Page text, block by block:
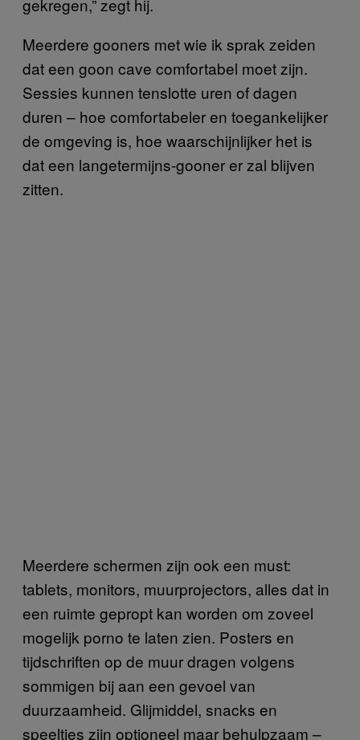
gekregen,” zegt hij.
Meerdere gooners met wie ik sprak zeiden
dat een goon cave comfortabel moet zijn.
Sessies kunnen tenslotte uren of dagen
duren – hoe comfortabeler en toegankelijker
de omgeving is, hoe waarschijnlijker het is
dat een langetermijns-gooner er zal blijven
zitten.
Meerdere schermen zijn ook een must:
tablets, monitors, muurprojectors, alles dat in
een ruimte gepropt kan worden om zoveel
mogelijk porno te laten zien. Posters en
tijdschriften op de muur dragen volgens
sommigen bij aan een gevoel van
duurzaamheid. Glijmiddel, snacks en
speeltjes zijn optioneel maar behulpzaam –